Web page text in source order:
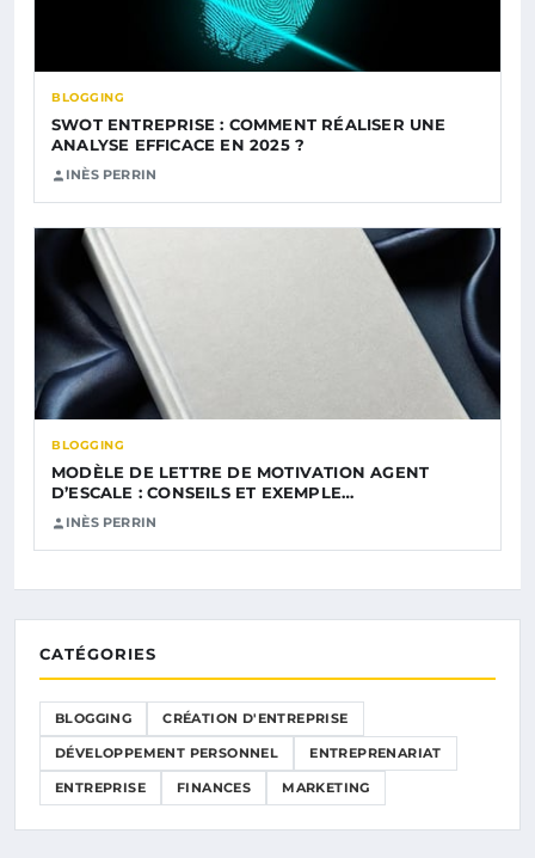
BLOGGING
SWOT ENTREPRISE : COMMENT RÉALISER UNE
ANALYSE EFFICACE EN 2025 ?
INÈS PERRIN
BLOGGING
MODÈLE DE LETTRE DE MOTIVATION AGENT
D’ESCALE : CONSEILS ET EXEMPLE…
INÈS PERRIN
CATÉGORIES
BLOGGING CRÉATION D'ENTREPRISE
DÉVELOPPEMENT PERSONNEL ENTREPRENARIAT
ENTREPRISE FINANCES MARKETING